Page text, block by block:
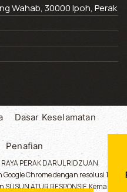
Wahab, 30000 Ipoh, Perak
Dasar Keselamatan
Penafian
PERAK DARUL RIDZUAN
Chrome dengan resolusi 1024 x
ATUR RESPONSIF. Kemaskini